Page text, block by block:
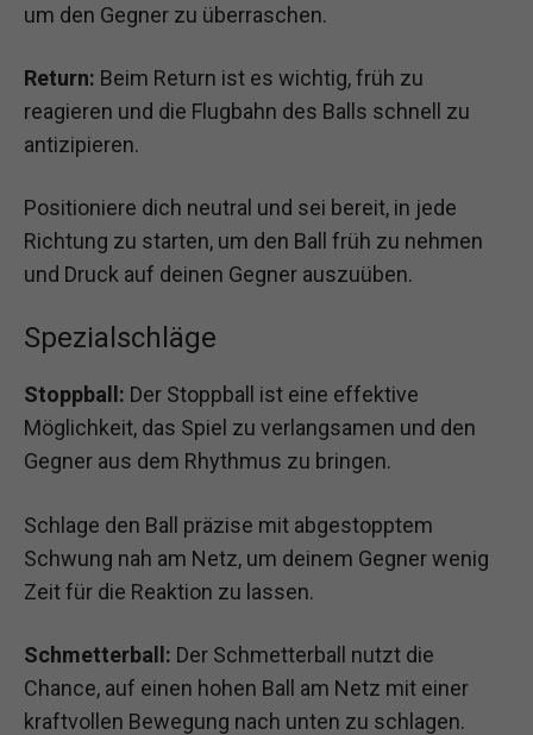
um den Gegner zu überraschen.
Return: Beim Return ist es wichtig, früh zu
reagieren und die Flugbahn des Balls schnell zu
antizipieren.
Positioniere dich neutral und sei bereit, in jede
Richtung zu starten, um den Ball früh zu nehmen
und Druck auf deinen Gegner auszuüben.
Spezialschläge
Stoppball: Der Stoppball ist eine effektive
Möglichkeit, das Spiel zu verlangsamen und den
Gegner aus dem Rhythmus zu bringen.
Schlage den Ball präzise mit abgestopptem
Schwung nah am Netz, um deinem Gegner wenig
Zeit für die Reaktion zu lassen.
Schmetterball: Der Schmetterball nutzt die
Chance, auf einen hohen Ball am Netz mit einer
kraftvollen Bewegung nach unten zu schlagen.